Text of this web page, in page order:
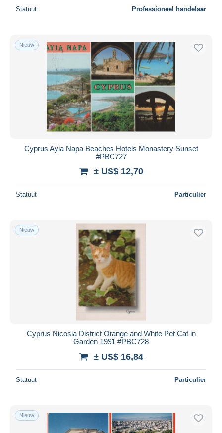
Woonplaats van de verkoper
Toepassen
Statuut Professioneel handelaar
Nieuw
Cyprus Ayia Napa Beaches Hotels Monastery Sunset
#PBC727
± US$ 12,70
Statuut Particulier
Nieuw
Cyprus Nicosia District Orange and White Pet Cat in
Garden 1991 #PBC728
± US$ 16,84
Statuut Particulier
Nieuw